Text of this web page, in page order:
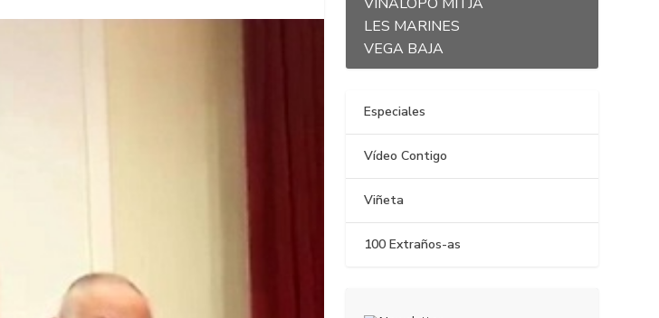
LES MARINES
VEGA BAJA
Especiales
Vídeo Contigo
Viñeta
100 Extraños-as